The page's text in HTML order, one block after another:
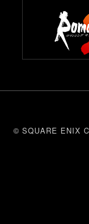
© SQUARE ENIX